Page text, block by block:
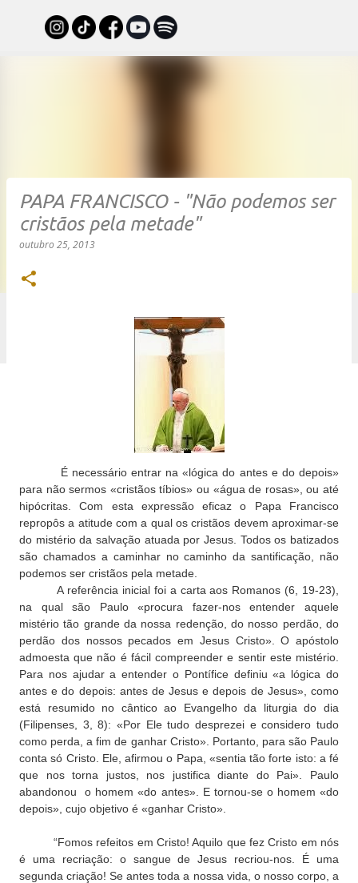
Pular para o conteúdo principal
PAPA FRANCISCO - "Não podemos ser
cristãos pela metade"
outubro 25, 2013
É necessário entrar na «lógica do antes e do depois»
para não sermos «cristãos tíbios» ou «água de rosas», ou até
hipócritas. Com esta expressão eficaz o Papa Francisco
repropôs a atitude com a qual os cristãos devem aproximar-se
do mistério da salvação atuada por Jesus. Todos os batizados
são chamados a caminhar no caminho da santificação, não
podemos ser cristãos pela metade.
A referência inicial foi a carta aos Romanos (6, 19-23),
na qual são Paulo «procura fazer-nos entender aquele
mistério tão grande da nossa redenção, do nosso perdão, do
perdão dos nossos pecados em Jesus Cristo». O apóstolo
admoesta que não é fácil compreender e sentir este mistério.
Para nos ajudar a entender o Pontífice definiu «a lógica do
antes e do depois: antes de Jesus e depois de Jesus», como
está resumido no cântico ao Evangelho da liturgia do dia
(Filipenses, 3, 8): «Por Ele tudo desprezei e considero tudo
como perda, a fim de ganhar Cristo». Portanto, para são Paulo
conta só Cristo. Ele, afirmou o Papa, «sentia tão forte isto: a fé
que nos torna justos, nos justifica diante do Pai». Paulo
abandonou o homem «do antes». E tornou-se o homem «do
depois», cujo objetivo é «ganhar Cristo».
“Fomos refeitos em Cristo! Aquilo que fez Cristo em nós
é uma recriação: o sangue de Jesus recriou-nos. É uma
segunda criação! Se antes toda a nossa vida, o nosso corpo, a